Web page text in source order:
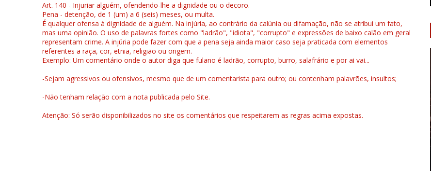
Art. 140 - Injuriar alguém, ofendendo-lhe a dignidade ou o decoro.
Pena - detenção, de 1 (um) a 6 (seis) meses, ou multa.
É qualquer ofensa à dignidade de alguém. Na injúria, ao contrário da calúnia ou difamação, não se atribui um fato,
mas uma opinião. O uso de palavras fortes como "ladrão", "idiota", "corrupto" e expressões de baixo calão em geral
representam crime. A injúria pode fazer com que a pena seja ainda maior caso seja praticada com elementos
referentes a raça, cor, etnia, religião ou origem.
Exemplo: Um comentário onde o autor diga que fulano é ladrão, corrupto, burro, salafrário e por ai vai...
-Sejam agressivos ou ofensivos, mesmo que de um comentarista para outro; ou contenham palavrões, insultos;
-Não tenham relação com a nota publicada pelo Site.
Atenção: Só serão disponibilizados no site os comentários que respeitarem as regras acima expostas.